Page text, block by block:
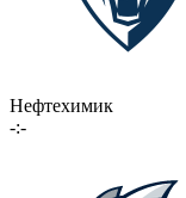
Нефтехимик
-:-